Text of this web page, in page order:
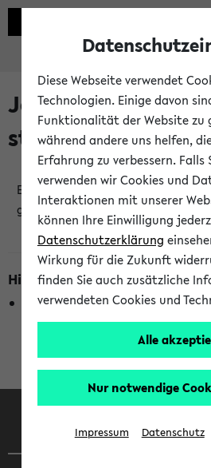
Jetzt und in Kürze
stattfindende
Es wurden keine jetzt
gefunden!
Hinweise zur Liste
Die Anzeige ist
vom im eKVV gewählten
Facebook
Diese Webseite verwendet
Technologien. Einige davon
Funktionalität der Website zu
während andere uns helfen,
Erfahrung zu verbessern. Falls
verwenden wir Cookies und
Interaktionen mit unserer
können Ihre Einwilligung
Datenschutzerklärung
Wirkung für die Zukunft
finden Sie auch zusätzliche
verwendeten Cookies und
Alle
Nur notwendige
Impressum Datenschutz